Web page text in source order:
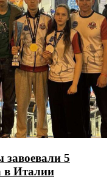
завоевали 5
в Италии